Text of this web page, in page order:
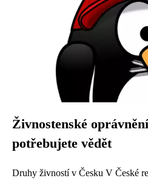
Živnostenské
potřebujete vědět
Druhy živností v Česku V České